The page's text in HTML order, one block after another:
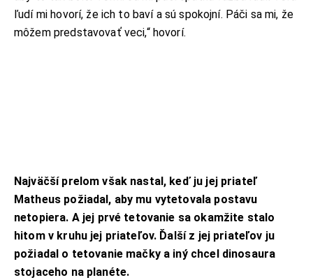
ľudí mi hovorí, že ich to baví a sú spokojní. Páči sa mi, že
môžem predstavovať veci,“ hovorí.
Najväčší prelom však nastal, keď ju jej priateľ
Matheus požiadal, aby mu vytetovala postavu
netopiera. A jej prvé tetovanie sa okamžite stalo
hitom v kruhu jej priateľov. Ďalší z jej priateľov ju
požiadal o tetovanie mačky a iný chcel dinosaura
stojaceho na planéte.